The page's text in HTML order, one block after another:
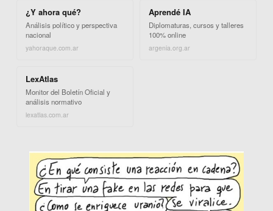
¿Y ahora qué?
Análisis político y perspectiva
nacional
yahoraque.com.ar
Aprendé IA
Diplomaturas, cursos y talleres
100% online
argenia.org.ar
LexAtlas
Monitor del Boletín Oficial y
análisis normativo
lexatlas.com.ar